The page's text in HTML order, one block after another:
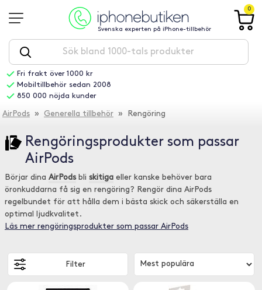
Svenska experten på iPhone-tillbehör
0
Fri frakt över 1000 kr
Mobiltillbehör sedan 2008
850 000 nöjda kunder
AirPods » Generella tillbehör » Rengöring
Rengöringsprodukter som passar
AirPods
Börjar dina AirPodsbli skitiga eller kanske behöver bara
öronkuddarna få sig en rengöring? Rengör dina AirPods
regelbundet för att hålla dem i bästa skick och säkerställa en
optimal ljudkvalitet.
Läs mer rengöringsprodukter som passar AirPods
Filter